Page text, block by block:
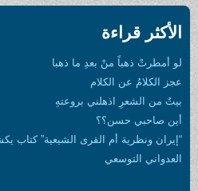
الأكثر قراءة
لو أمطرتْ ذهباً منْ بعدِ ما ذهبا
عجز الكلامُ عن الكلام
بيتٌ من الشعرِ اذهلني بروعتهِ
أين صاحبي حسن؟؟
“إيران ونظرية أم القرى الشيعية” كتاب يكشف
العدواني التوسعي